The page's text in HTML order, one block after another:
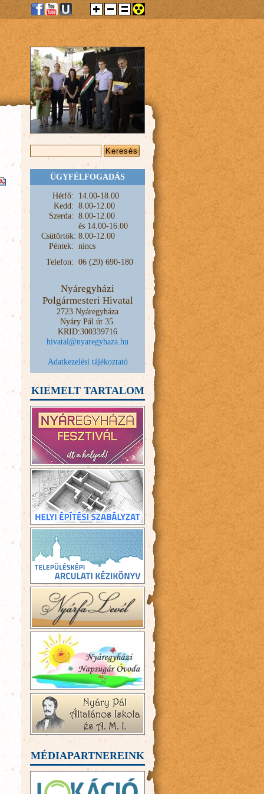
KERESÉS ŰRLAP
ÜGYFÉLFOGADÁS
Hétfő: 14.00-18.00
Kedd: 8.00-12.00
Szerda: 8.00-12.00
és 14.00-16.00
Csütörtök: 8.00-12.00
Péntek: nincs
Telefon: 06 (29) 690-180
Nyáregyházi
Polgármesteri Hivatal
2723 Nyáregyháza
Nyáry Pál út 35.
KRID:300339716
hivatal@nyaregyhaza.hu
Adatkezelési tájékoztató
KIEMELT TARTALOM
MÉDIAPARTNEREINK